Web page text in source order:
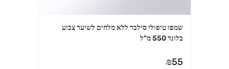
שמפו טיפולי סילבר ללא מלחים לשיער צבוע
בלונד 550 מ"ל
₪55